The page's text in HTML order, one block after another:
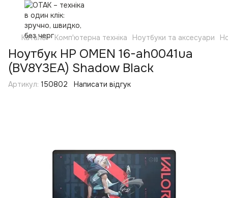
Каталог Комп'ютерна техніка Ноутбуки та аксесуари
Ноутбук HP OMEN 16-ah0041ua
(BV8Y3EA) Shadow Black
Артикул: 150802 Написати відгук